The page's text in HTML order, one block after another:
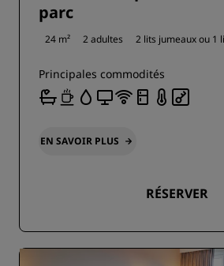
parc
24 m² 2 adultes 2 lits jumeaux ou 1
Principales commodités
EN SAVOIR PLUS
RÉSERVER